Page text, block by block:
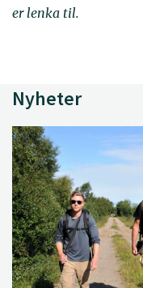
er lenka til.
Nyheter